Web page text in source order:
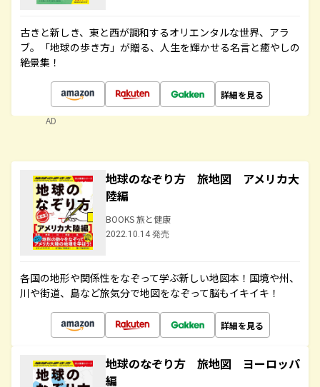
古きと新しき、東と西が調和するオリエンタルな世界、アラ
ブ。「地球の歩き方」が贈る、人生を輝かせる名言と癒やしの
絶景集！
詳細を見る
AD
地球のなぞり方 旅地図 アメリカ大
陸編
BOOKS 旅と健康
2022.10.14 発売
各国の地形や関係性をなぞって学ぶ新しい地図本！国境や州、
川や街道、島など旅気分で地図をなぞって脳もイキイキ！
詳細を見る
地球のなぞり方 旅地図 ヨーロッパ
編